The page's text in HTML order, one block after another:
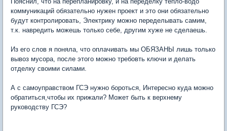
коммуникаций обязательно нужен проект и это они обязательно
будут контролировать, Электрику можно переделывать самим,
т.к. навредить можешь только себе, другим хуже не сделаешь.
Из его слов я поняла, что оплачивать мы ОБЯЗАНЫ лишь только
вывоз мусора, после этого можно требовть ключи и делать
отделку своими силами.
А с самоуправством ГСЭ нужно бороться, Интересно куда можно
обратиться,чтобы их прижали? Может быть к верхнему
руководству ГСЭ?